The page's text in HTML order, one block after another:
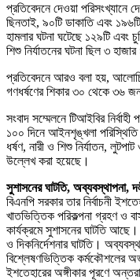
প্রতিবেদনে দেওয়া পরিসংখ্যানে
ছিনতাই, ৯০টি ডাকাতি এবং
হামলার ঘটনা ঘটেছে ১২৯টি এবং
শিশু নির্যাতনের ঘটনা ছিল ৩
প্রতিবেদনে আরও বলা হয়,
গণধর্ষণের শিকার ৩০ থেকে ৩৬
সংবাদ সম্মেলনে টিআইবির
১০০ দিনে আইনশৃঙ্খলা
ধর্ষণ, নারী ও শিশু নির্যাতন,
উল্লেখ করা হয়েছে।
সুশাসনের ঘাটতি, অব্যবস্থাপনা,
বিএনপি সরকার তার নির্বাচনী
খাতভিত্তিক পরিকল্পনা গ্রহণ ও
কার্যক্রমে সুশাসনের ঘাটতি আছে।
ও দিকনির্দেশনার ঘাটতি।
বিশ্লেষণভিত্তিক কর্মকৌশলের
ইশতেহারের অঙ্গীকার পূরণে